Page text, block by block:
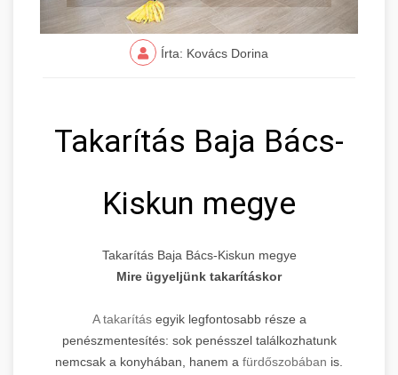
Írta: Kovács Dorina
Takarítás Baja Bács-
Kiskun megye
Takarítás Baja Bács-Kiskun megye
Mire ügyeljünk takarításkor
A takarításegyik legfontosabb része a
penészmentesítés: sok penésszel találkozhatunk
nemcsak a konyhában, hanem a fürdőszobában is.